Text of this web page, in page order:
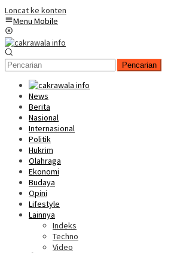
Loncat ke konten
Menu Mobile
Pencarian
News
Berita
Nasional
Internasional
Politik
Hukrim
Olahraga
Ekonomi
Budaya
Opini
Lifestyle
Lainnya
Indeks
Techno
Video